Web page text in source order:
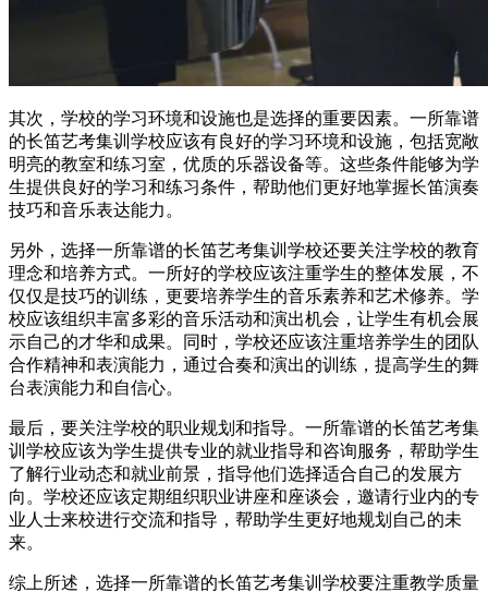
其次，学校的学习环境和设施也是选择的重要因素。一所靠谱
的长笛艺考集训学校应该有良好的学习环境和设施，包括宽敞
明亮的教室和练习室，优质的乐器设备等。这些条件能够为学
生提供良好的学习和练习条件，帮助他们更好地掌握长笛演奏
技巧和音乐表达能力。
另外，选择一所靠谱的长笛艺考集训学校还要关注学校的教育
理念和培养方式。一所好的学校应该注重学生的整体发展，不
仅仅是技巧的训练，更要培养学生的音乐素养和艺术修养。学
校应该组织丰富多彩的音乐活动和演出机会，让学生有机会展
示自己的才华和成果。同时，学校还应该注重培养学生的团队
合作精神和表演能力，通过合奏和演出的训练，提高学生的舞
台表演能力和自信心。
最后，要关注学校的职业规划和指导。一所靠谱的长笛艺考集
训学校应该为学生提供专业的就业指导和咨询服务，帮助学生
了解行业动态和就业前景，指导他们选择适合自己的发展方
向。学校还应该定期组织职业讲座和座谈会，邀请行业内的专
业人士来校进行交流和指导，帮助学生更好地规划自己的未
来。
综上所述，选择一所靠谱的长笛艺考集训学校要注重教学质量